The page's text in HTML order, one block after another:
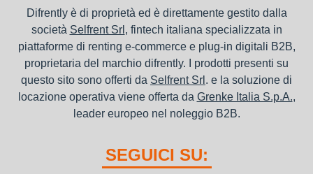
Difrently è di proprietà ed è direttamente gestito dalla
società Selfrent Srl , fintech italiana specializzata in
piattaforme di renting e-commerce e plug-in digitali B2B,
proprietaria del marchio difrently. I prodotti presenti su
questo sito sono offerti da Selfrent Srl . e la soluzione di
locazione operativa viene offerta da Grenke Italia S.p.A.,
leader europeo nel noleggio B2B.
SEGUICI SU: